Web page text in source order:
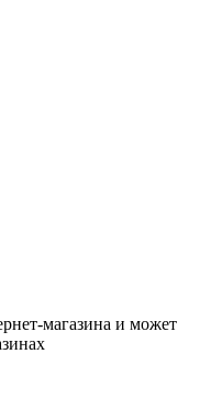
магазина и может